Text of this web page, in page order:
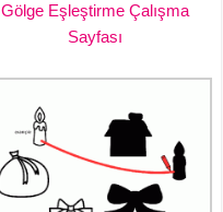
Gölge Eşleştirme Çalışma
Sayfası